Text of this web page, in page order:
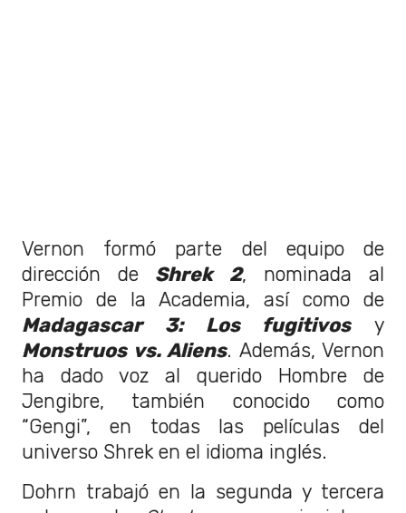
Vernon formó parte del equipo de
dirección de Shrek 2, nominada al
Premio de la Academia, así como de
Madagascar 3: Los fugitivos
y
Monstruos vs. Aliens. Además, Vernon
ha dado voz al querido Hombre de
Jengibre, también conocido como
“Gengi”, en todas las películas del
universo Shrek en el idioma inglés.
Dohrn trabajó en la segunda y tercera